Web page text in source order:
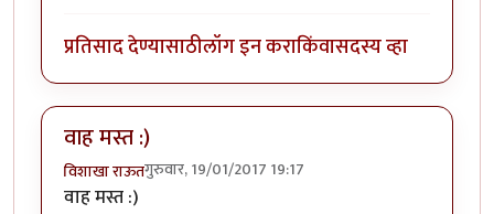
प्रतिसाद देण्यासाठीलॉग इन कराकिंवासदस्य व्हा
वाह मस्त :)
विशाखा राऊतगुरुवार, 19/01/2017 19:17
वाह मस्त :)